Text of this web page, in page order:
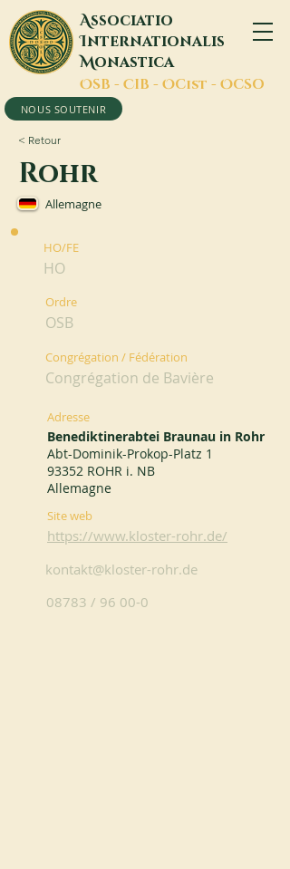
Associatio
Internationalis
Monastica
OSB - CIB - OCist - OCSO
NOUS SOUTENIR
< Retour
Rohr
Allemagne
HO/FE
HO
Ordre
OSB
Congrégation / Fédération
Congrégation de Bavière
Adresse
Benediktinerabtei Braunau in Rohr
Abt-Dominik-Prokop-Platz 1
93352 ROHR i. NB
Allemagne
Site web
https://www.kloster-rohr.de/
kontakt@kloster-rohr.de
08783 / 96 00-0